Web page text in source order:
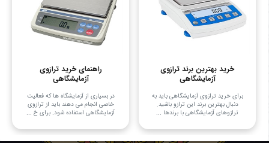
خرید بهترین برند ترازوی
آزمایشگاهی
برای خرید ترازوی آزمایشگاهی باید به
دنبال بهترین برند این ترازو باشید.
ترازوهای آزمایشگاهی با برندها ...
راهنمای خرید ترازوی
آزمایشگاهی
در بسیاری از آزمایشگاه ها که فعالیت
خاصی انجام می دهند باید از ترازوی
آزمایشگاهی استفاده شود. برای خ ...